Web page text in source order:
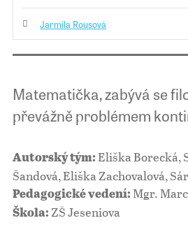
Jarmila Rousová
Matematička, zabývá se
převážně problémem
Autorský tým: Eliška Borecká,
Šandová, Eliška Zachovalová,
Pedagogické vedení: Mgr.
Škola: ZŠ Jeseniova